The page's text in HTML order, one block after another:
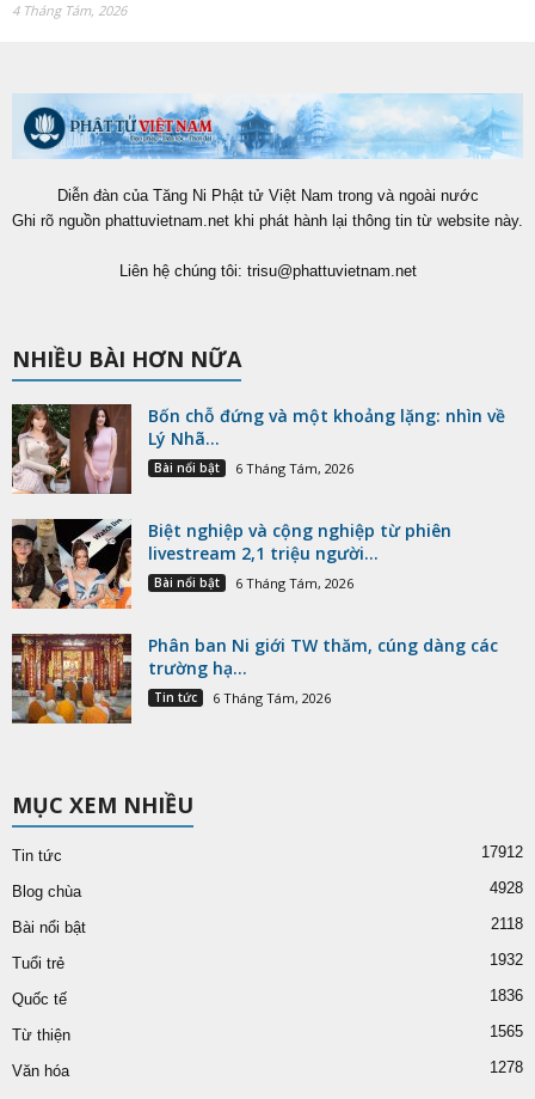
4 Tháng Tám, 2026
Diễn đàn của Tăng Ni Phật tử Việt Nam trong và ngoài nước
Ghi rõ nguồn phattuvietnam.net khi phát hành lại thông tin từ website này.
Liên hệ chúng tôi: trisu@phattuvietnam.net
NHIỀU BÀI HƠN NỮA
Bốn chỗ đứng và một khoảng lặng: nhìn về
Lý Nhã...
Bài nổi bật 6 Tháng Tám, 2026
Biệt nghiệp và cộng nghiệp từ phiên
livestream 2,1 triệu người...
Bài nổi bật 6 Tháng Tám, 2026
Phân ban Ni giới TW thăm, cúng dàng các
trường hạ...
Tin tức 6 Tháng Tám, 2026
MỤC XEM NHIỀU
Tin tức 17912
Blog chùa 4928
Bài nổi bật 2118
Tuổi trẻ 1932
Quốc tế 1836
Từ thiện 1565
Văn hóa 1278